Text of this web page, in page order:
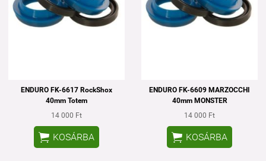
ENDURO FK-6617 RockShox
40mm Totem
14 000 Ft
 KOSÁRBA
ENDURO FK-6609 MARZOCCHI
40mm MONSTER
14 000 Ft
 KOSÁRBA